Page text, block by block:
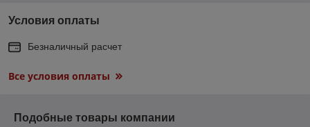
Условия оплаты
Безналичный расчет
Все условия оплаты
Подобные товары компании